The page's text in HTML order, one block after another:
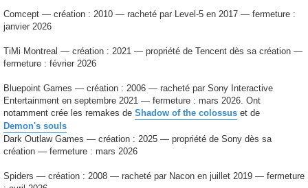
Comcept — création : 2010 — racheté par Level-5 en 2017 — fermeture :
janvier 2026
TiMi Montreal — création : 2021 — propriété de Tencent dès sa création —
fermeture : février 2026
Bluepoint Games — création : 2006 — racheté par Sony Interactive
Entertainment en septembre 2021 — fermeture : mars 2026. Ont
notamment crée les remakes de Shadow of the colossus et de
Demon's souls
Dark Outlaw Games — création : 2025 — propriété de Sony dès sa
création — fermeture : mars 2026
Spiders — création : 2008 — racheté par Nacon en juillet 2019 — fermeture